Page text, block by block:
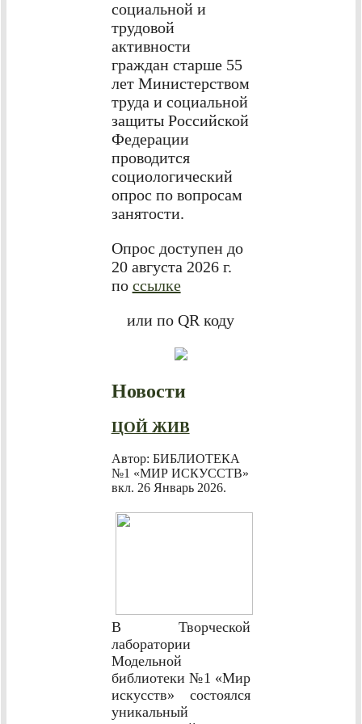
социальной и
трудовой
активности
граждан старше 55
лет Министерством
труда и социальной
защиты Российской
Федерации
проводится
социологический
опрос по вопросам
занятости.
Опрос доступен до
20 августа 2026 г.
по ссылке
или по QR коду
Новости
ЦОЙ ЖИВ
Автор: БИБЛИОТЕКА
№1 «МИР ИСКУССТВ»
вкл. 26 Январь 2026.
В Творческой
лаборатории
Модельной
библиотеки №1 «Мир
искусств» состоялся
уникальный